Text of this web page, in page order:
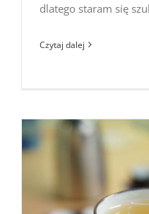
dlatego staram się
Czytaj dalej